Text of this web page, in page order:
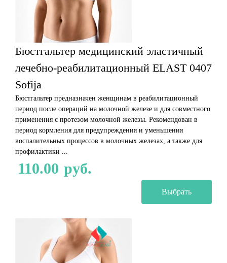
Бюстгальтер медицинский эластичный
лечебно-реабилитационный ELAST 0407
Sofija
Бюстгальтер предназначен женщинам в реабилитационный
период после операций на молочной железе и для совместного
применения с протезом молочной железы. Рекомендован в
период кормления для предупреждения и уменьшения
воспалительных процессов в молочных железах, а также для
профилактики ...
руб.
110.00
Выбрать